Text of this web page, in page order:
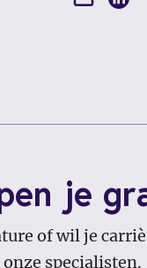
je
of wil je
specialisten.